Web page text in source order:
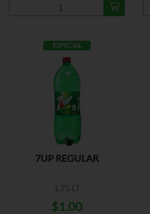
ESPECIAL
7UP REGULAR
1.75 LT
$1.00